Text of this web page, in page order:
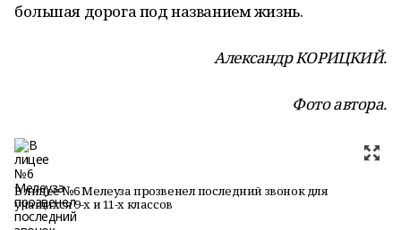
большая дорога под названием жизнь.
Александр КОРИЦКИЙ.
Фото автора.
В лицее №6 Мелеуза прозвенел последний звонок для
учащихся 9-х и 11-х классов